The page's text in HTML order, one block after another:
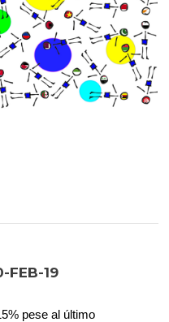
FEB-19
pese al último